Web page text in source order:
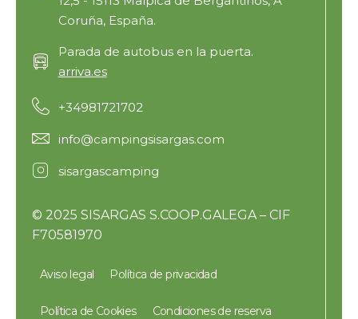
Coruña, España.
Parada de autobus en la puerta.
arriva.es
+34981721702
info@campingsisargas.com
sisargascamping
© 2025 SISARGAS S.COOP.GALEGA – CIF
F70581970
Aviso legal Política de privacidad
Política de Cookies Condiciones de reserva